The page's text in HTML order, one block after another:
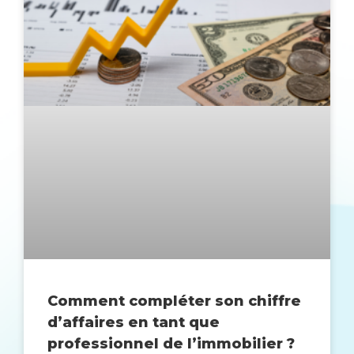
Comment compléter son chiffre
d’affaires en tant que
professionnel de l’immobilier ?